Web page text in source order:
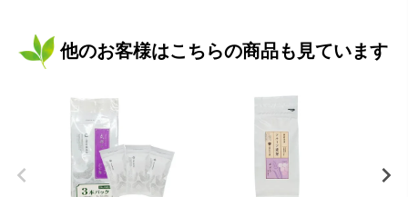
他のお客様はこちらの商品も見ています